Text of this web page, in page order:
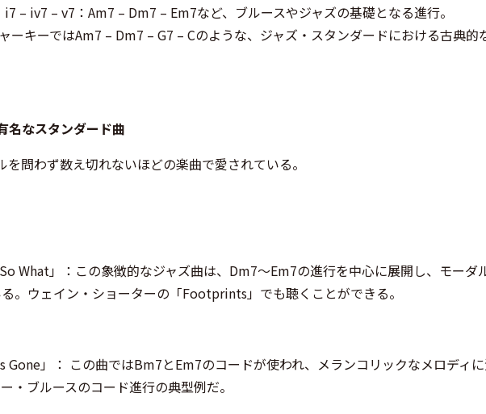
– iv7 – v7：Am7 – Dm7 – Em7など、ブルースやジャズの基礎となる進行。
ーキーではAm7 – Dm7 – G7 – Cのような、ジャズ・スタンダードにおける古典的
名なスタンダード曲
問わず数え切れないほどの楽曲で愛されている。
What」：この象徴的なジャズ曲は、Dm7～Em7の進行を中心に展開し、モーダ
。ウェイン・ショーターの「Footprints」でも聴くことができる。
」： この曲ではBm7とEm7のコードが使われ、メランコリックなメロディ
・ブルースのコード進行の典型例だ。